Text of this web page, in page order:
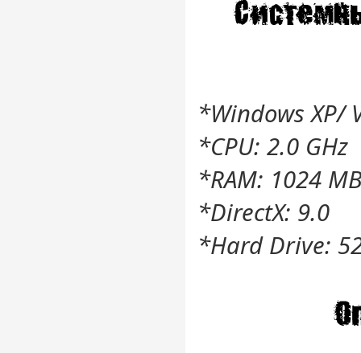
*Windows XP/
*CPU: 2.0 GHz
*RAM: 1024
*DirectX: 9.0
*Hard Drive: